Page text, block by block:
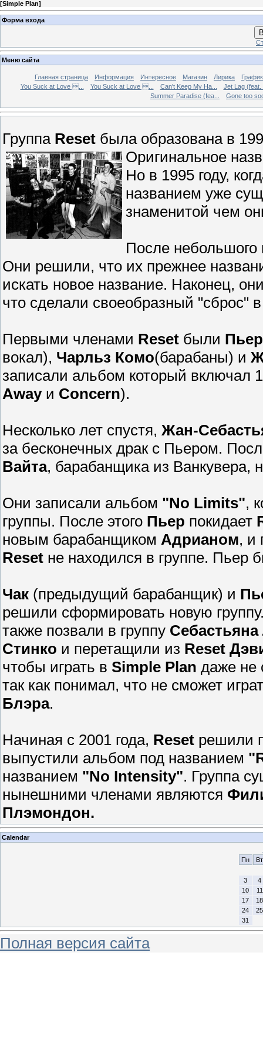
[Simple Plan]
Форма входа
Меню сайта
Главная страница Информация Интересное Магазин Лирика
You Suck at Love ...
You Suck at Love ... Can't Keep My Ha...
Jet Lag (feat.
Summer Paradise (fea...
Gone too
Группа Reset была образована в
Оригинальное
Но в 1995 году,
названием уже
знаменитой чем
После небольшого
Они решили, что их прежнее
искать новое название. Наконец,
что сделали своеобразный "сброс"
Первыми членами Reset были
вокал), Чарльз Комо(барабаны) и
записали альбом который
Awayи Concern).
Несколько лет спустя, Жан-
за бесконечных драк с Пьером.
Вайта, барабанщика из Ванкувера,
Они записали альбом "No Limits",
группы. После этого Пьер покидает
новым барабанщиком Адрианом, и
Reset не находился в группе. Пьер
Чак (предыдущий барабанщик) и
решили сформировать новую группу
также позвали в группу
Стинко и перетащили из Reset
чтобы играть в Simple Plan даже не
так как понимал, что не сможет
Блэра.
Начиная с 2001 года, Reset решили
выпустили альбом под названием
названием "No Intensity". Группа
нынешними членами являются
Плэмондон.
Calendar
Пн
Вт
3
4
10
11
17
18
24
25
31
Полная версия сайта